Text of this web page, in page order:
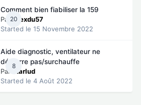
20
Comment bien fiabiliser la 159
ParAlexdu57
Started le 15 Novembre 2022
8
Aide diagnostic, ventilateur ne
démarre pas/surchauffe
Par
starlud
Started le 4 Août 2022